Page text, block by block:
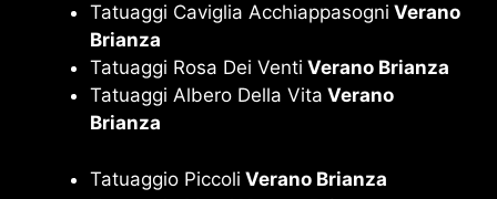
Tatuaggi Caviglia Acchiappasogni Verano
Brianza
Tatuaggi Rosa Dei Venti Verano Brianza
Tatuaggi Albero Della Vita Verano
Brianza
Tatuaggio Piccoli Verano Brianza